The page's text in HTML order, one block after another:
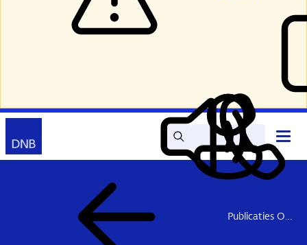
Zoek Lees
voor
Mijn
DNB
Contact
Publicaties Onderzoek